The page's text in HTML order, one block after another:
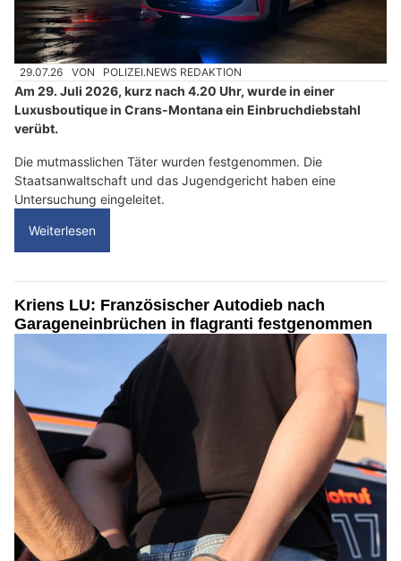
29.07.26 VON POLIZEI.NEWS REDAKTION
Am 29. Juli 2026, kurz nach 4.20 Uhr, wurde in einer
Luxusboutique in Crans-Montana ein Einbruchdiebstahl
verübt.
Die mutmasslichen Täter wurden festgenommen. Die
Staatsanwaltschaft und das Jugendgericht haben eine
Untersuchung eingeleitet.
Weiterlesen
Kriens LU: Französischer Autodieb nach
Garageneinbrüchen in flagranti festgenommen